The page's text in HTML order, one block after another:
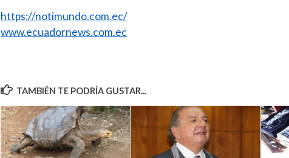
https://notimundo.com.ec/
www.ecuadornews.com.ec
TAMBIÉN TE PODRÍA GUSTAR...